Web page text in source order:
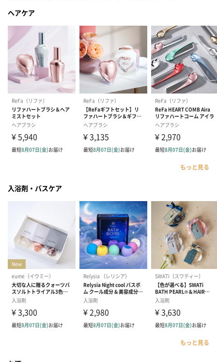
ヘアケア
もっと見る
入浴剤・バスケア
もっと見る